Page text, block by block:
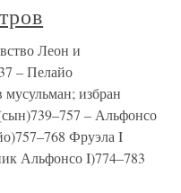
Леон и
– Пелайо
мусульман; избран
– Альфонсо
Фруэла I
Альфонсо I)774–783